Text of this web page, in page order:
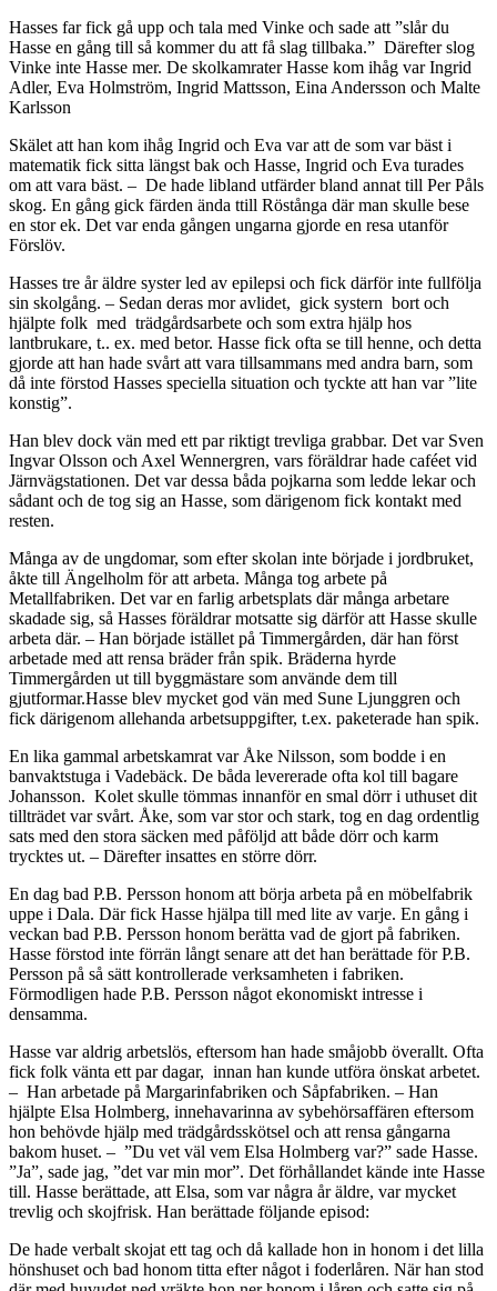
Hasses far fick gå upp och tala med Vinke och sade att ”slår du
Hasse en gång till så kommer du att få slag tillbaka.” Därefter slog
Vinke inte Hasse mer. De skolkamrater Hasse kom ihåg var Ingrid
Adler, Eva Holmström, Ingrid Mattsson, Eina Andersson och Malte
Karlsson
Skälet att han kom ihåg Ingrid och Eva var att de som var bäst i
matematik fick sitta längst bak och Hasse, Ingrid och Eva turades
om att vara bäst. – De hade libland utfärder bland annat till Per Påls
skog. En gång gick färden ända ttill Röstånga där man skulle bese
en stor ek. Det var enda gången ungarna gjorde en resa utanför
Förslöv.
Hasses tre år äldre syster led av epilepsi och fick därför inte fullfölja
sin skolgång. – Sedan deras mor avlidet, gick systern bort och
hjälpte folk med trädgårdsarbete och som extra hjälp hos
lantbrukare, t.. ex. med betor. Hasse fick ofta se till henne, och detta
gjorde att han hade svårt att vara tillsammans med andra barn, som
då inte förstod Hasses speciella situation och tyckte att han var ”lite
konstig”.
Han blev dock vän med ett par riktigt trevliga grabbar. Det var Sven
Ingvar Olsson och Axel Wennergren, vars föräldrar hade caféet vid
Järnvägstationen. Det var dessa båda pojkarna som ledde lekar och
sådant och de tog sig an Hasse, som därigenom fick kontakt med
resten.
Många av de ungdomar, som efter skolan inte började i jordbruket,
åkte till Ängelholm för att arbeta. Många tog arbete på
Metallfabriken. Det var en farlig arbetsplats där många arbetare
skadade sig, så Hasses föräldrar motsatte sig därför att Hasse skulle
arbeta där. – Han började istället på Timmergården, där han först
arbetade med att rensa bräder från spik. Bräderna hyrde
Timmergården ut till byggmästare som använde dem till
gjutformar.Hasse blev mycket god vän med Sune Ljunggren och
fick därigenom allehanda arbetsuppgifter, t.ex. paketerade han spik.
En lika gammal arbetskamrat var Åke Nilsson, som bodde i en
banvaktstuga i Vadebäck. De båda levererade ofta kol till bagare
Johansson. Kolet skulle tömmas innanför en smal dörr i uthuset dit
tillträdet var svårt. Åke, som var stor och stark, tog en dag ordentlig
sats med den stora säcken med påföljd att både dörr och karm
trycktes ut. – Därefter insattes en större dörr.
En dag bad P.B. Persson honom att börja arbeta på en möbelfabrik
uppe i Dala. Där fick Hasse hjälpa till med lite av varje. En gång i
veckan bad P.B. Persson honom berätta vad de gjort på fabriken.
Hasse förstod inte förrän långt senare att det han berättade för P.B.
Persson på så sätt kontrollerade verksamheten i fabriken.
Förmodligen hade P.B. Persson något ekonomiskt intresse i
densamma.
Hasse var aldrig arbetslös, eftersom han hade småjobb överallt. Ofta
fick folk vänta ett par dagar, innan han kunde utföra önskat arbetet.
– Han arbetade på Margarinfabriken och Såpfabriken. – Han
hjälpte Elsa Holmberg, innehavarinna av sybehörsaffären eftersom
hon behövde hjälp med trädgårdsskötsel och att rensa gångarna
bakom huset. – ”Du vet väl vem Elsa Holmberg var?” sade Hasse.
”Ja”, sade jag, ”det var min mor”. Det förhållandet kände inte Hasse
till. Hasse berättade, att Elsa, som var några år äldre, var mycket
trevlig och skojfrisk. Han berättade följande episod:
De hade verbalt skojat ett tag och då kallade hon in honom i det lilla
hönshuset och bad honom titta efter något i foderlåren. När han stod